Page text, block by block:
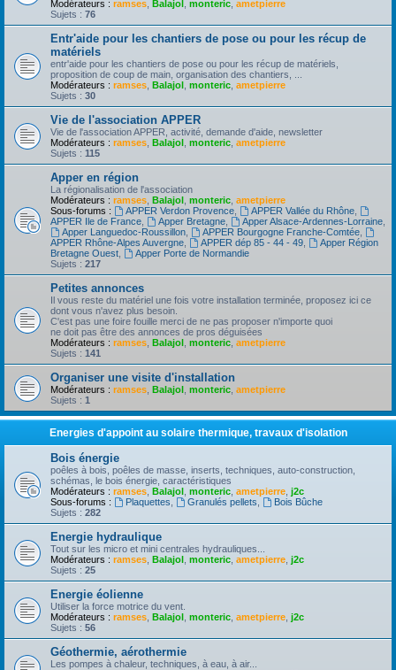
Modérateurs : ramses Balajol monteric ametpierre
Sujets : 76
Entr'aide pour les chantiers de pose ou pour les récup de
matériels
entr'aide pour les chantiers de pose ou pour les récup de matériels,
proposition de coup de main, organisation des chantiers, ...
Modérateurs : ramses Balajol monteric ametpierre
Sujets : 30
Vie de l'association APPER
Vie de l'association APPER, activité, demande d'aide, newsletter
Modérateurs : ramses Balajol monteric ametpierre
Sujets : 115
Apper en région
La régionalisation de l'association
Modérateurs : ramses Balajol monteric ametpierre
Sous-forums :
APPER Verdon Provence, APPER Vallée du Rhône,
APPER Ile de France
Apper Bretagne, Apper Alsace-Ardennes-Lorraine,
Apper Languedoc-Roussillon, APPER Bourgogne Franche-Comtée,
APPER Rhône-Alpes Auvergne
APPER dép 85 - 44 - 49,
Apper Région
Bretagne Ouest
Apper Porte de Normandie
Sujets : 217
Petites annonces
Il vous reste du matériel une fois votre installation terminée, proposez ici ce
dont vous n'avez plus besoin.
C'est pas une foire fouille merci de ne pas proposer n'importe quoi
ne doit pas être des annonces de pros déguisées
Modérateurs : ramses Balajol monteric ametpierre
Sujets : 141
Organiser une visite d'installation
Modérateurs : ramses Balajol monteric ametpierre
Sujets : 1
Energies d'appoint au solaire thermique, travaux d'isolation
Bois énergie
poêles à bois, poêles de masse, inserts, techniques, auto-construction,
schémas, le bois énergie, caractéristiques
Modérateurs : ramses Balajol monteric ametpierre j2c
Sous-forums :
Plaquettes Granulés pellets
Bois Bûche
Sujets : 282
Energie hydraulique
Tout sur les micro et mini centrales hydrauliques...
Modérateurs : ramses Balajol monteric ametpierre j2c
Sujets : 25
Energie éolienne
Utiliser la force motrice du vent.
Modérateurs : ramses Balajol monteric ametpierre j2c
Sujets : 56
Géothermie, aérothermie
Les pompes à chaleur, techniques, à eau, à air...